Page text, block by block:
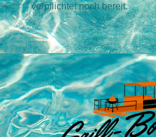
verpflichtet noch bereit.